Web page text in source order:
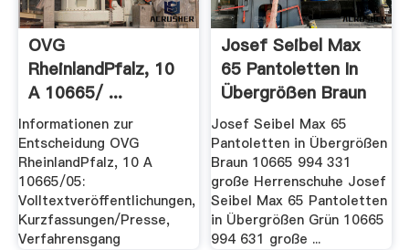
OVG
RheinlandPfalz, 10
A 10665/ ...
Informationen zur
Entscheidung OVG
RheinlandPfalz, 10 A
10665/05:
Volltextveröffentlichungen,
Kurzfassungen/Presse,
Verfahrensgang
Josef Seibel Max
65 Pantoletten In
Übergrößen Braun
10665 ...
Josef Seibel Max 65
Pantoletten in Übergrößen
Braun 10665 994 331
große Herrenschuhe Josef
Seibel Max 65 Pantoletten
in Übergrößen Grün 10665
994 631 große ...